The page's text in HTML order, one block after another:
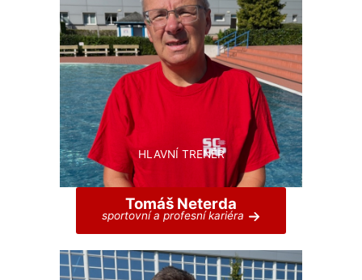
HLAVNÍ TRENÉR
Tomáš Neterda
sportovní a profesní kariéra